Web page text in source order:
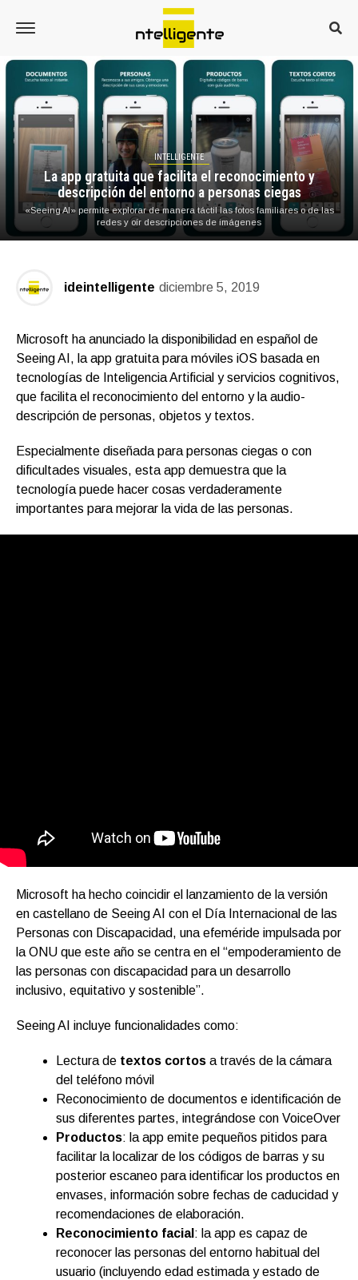
INTELLIGENTE
La app gratuita que facilita el reconocimiento y
descripción del entorno a personas ciegas
«Seeing AI» permite explorar de manera táctil las fotos familiares o de las
redes y oír descripciones de imágenes
ideintelligente diciembre 5, 2019
Microsoft ha anunciado la disponibilidad en español de
Seeing AI, la app gratuita para móviles iOS basada en
tecnologías de Inteligencia Artificial y servicios cognitivos,
que facilita el reconocimiento del entorno y la audio-
descripción de personas, objetos y textos.
Especialmente diseñada para personas ciegas o con
dificultades visuales, esta app demuestra que la
tecnología puede hacer cosas verdaderamente
importantes para mejorar la vida de las personas.
Microsoft ha hecho coincidir el lanzamiento de la versión
en castellano de Seeing AI con el Día Internacional de las
Personas con Discapacidad, una efeméride impulsada por
la ONU que este año se centra en el “empoderamiento de
las personas con discapacidad para un desarrollo
inclusivo, equitativo y sostenible”.
Seeing AI incluye funcionalidades como:
Lectura de textos cortos a través de la cámara
del teléfono móvil
Reconocimiento de documentos e identificación de
sus diferentes partes, integrándose con VoiceOver
Productos: la app emite pequeños pitidos para
facilitar la localizar de los códigos de barras y su
posterior escaneo para identificar los productos en
envases, información sobre fechas de caducidad y
recomendaciones de elaboración.
Reconocimiento facial : la app es capaz de
reconocer las personas del entorno habitual del
usuario (incluyendo edad estimada y estado de